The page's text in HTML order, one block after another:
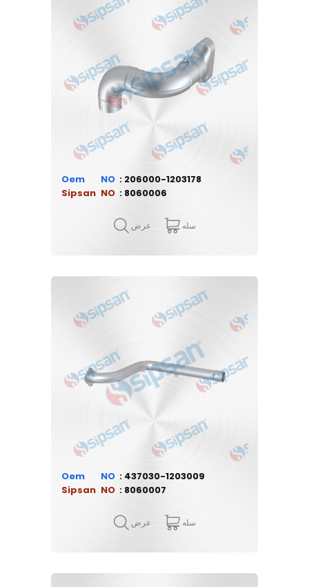
Oem
206000-1203178
Sipsan
8060006
عرض سله
Oem
437030-1203009
Sipsan
8060007
عرض سله